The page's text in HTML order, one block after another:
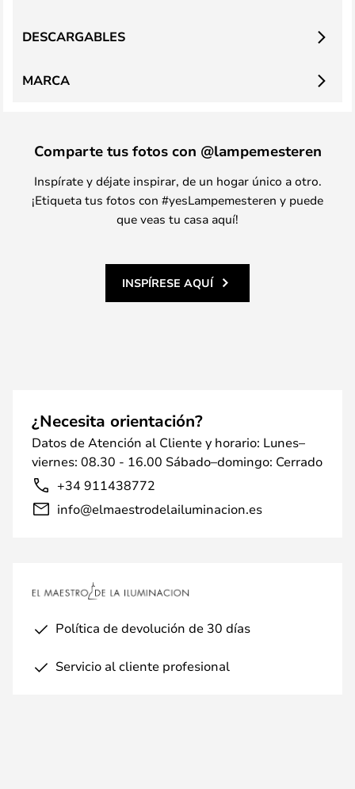
DESCARGABLES
MARCA
Comparte tus fotos con @lampemesteren
Inspírate y déjate inspirar, de un hogar único a otro.
¡Etiqueta tus fotos con #yesLampemesteren y puede
que veas tu casa aquí!
INSPÍRESE AQUÍ
¿Necesita orientación?
Datos de Atención al Cliente y horario: Lunes–
viernes: 08.30 - 16.00 Sábado–domingo: Cerrado
+34 911438772
info@elmaestrodelailuminacion.es
Política de devolución de 30 días
Servicio al cliente profesional